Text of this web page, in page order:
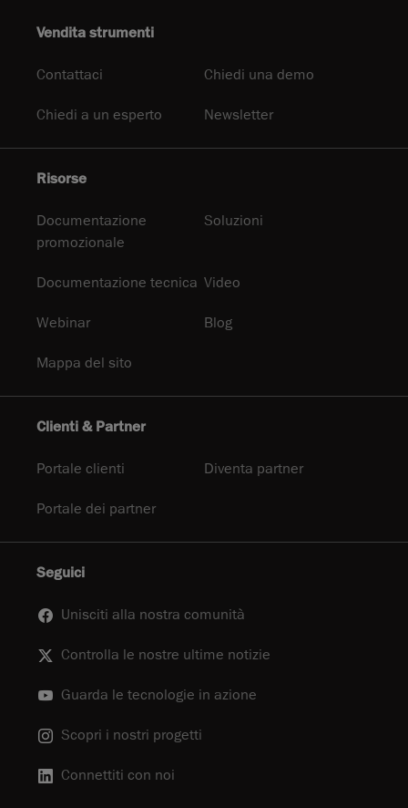
Vendita strumenti
Contattaci Chiedi una demo
Chiedi a un esperto Newsletter
Risorse
Documentazione
promozionale
Soluzioni
Documentazione tecnica Video
Webinar Blog
Mappa del sito
Clienti & Partner
Portale clienti Diventa partner
Portale dei partner
Seguici
Unisciti alla nostra comunità
Controlla le nostre ultime notizie
Guarda le tecnologie in azione
Scopri i nostri progetti
Connettiti con noi